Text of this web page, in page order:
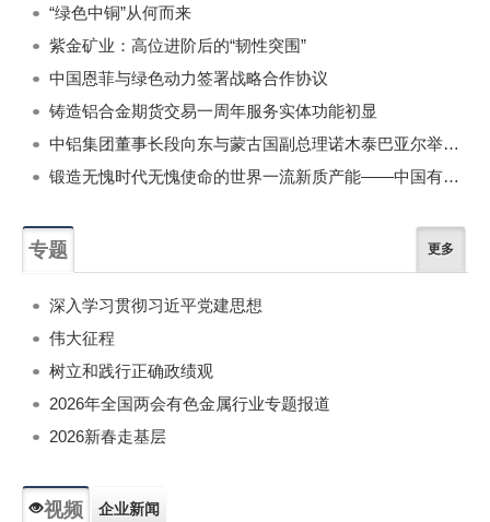
“绿色中铜”从何而来
紫金矿业：高位进阶后的“韧性突围”
中国恩菲与绿色动力签署战略合作协议
铸造铝合金期货交易一周年服务实体功能初显
中铝集团董事长段向东与蒙古国副总理诺木泰巴亚尔举行会谈
锻造无愧时代无愧使命的世界一流新质产能——中国有色金属工业的战略应对与破局之道（二）
专题 更多
深入学习贯彻习近平党建思想
伟大征程
树立和践行正确政绩观
2026年全国两会有色金属行业专题报道
2026新春走基层
视频 企业新闻